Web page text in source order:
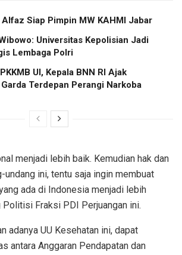
Siap Pimpin MW KAHMI Jabar
Universitas Kepolisian Jadi
Lembaga Polri
UI, Kepala BNN RI Ajak
Terdepan Perangi Narkoba
menjadi lebih baik. Kemudian hak dan
undang ini, tentu saja ingin membuat
ada di Indonesia menjadi lebih
Politisi Fraksi PDI Perjuangan ini.
adanya UU Kesehatan ini, dapat
antara Anggaran Pendapatan dan